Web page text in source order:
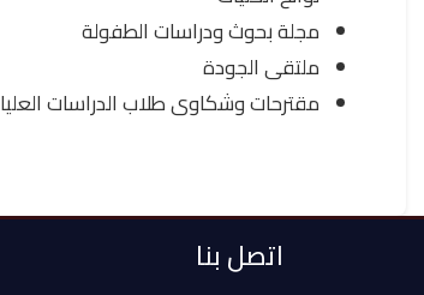
مجلة بحوث ودراسات الطفولة
ملتقى الجودة
مقترحات وشكاوى طلاب الدراسات العليا
اتصل بنا